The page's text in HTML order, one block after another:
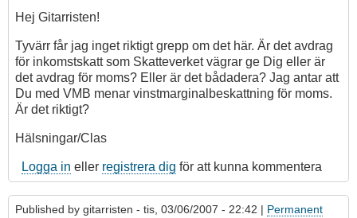
Kvitton
gitarristen
Hej Gitarristen!
Tyvärr får jag inget riktigt grepp om det här. Är det avdrag
för inkomstskatt som Skatteverket vägrar ge Dig eller är
det avdrag för moms? Eller är det bådadera? Jag antar att
Du med VMB menar vinstmarginalbeskattning för moms.
Är det riktigt?
Hälsningar/Clas
Logga in eller registrera dig för att kunna kommentera
Published by gitarristen - tis, 03/06/2007 - 22:42 | Permanent